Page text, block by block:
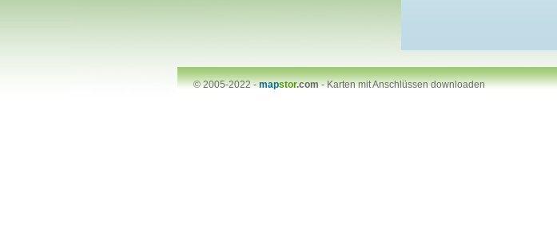
© 2005-2022 -mapstor.com-Karten mit Anschlüssen downloaden